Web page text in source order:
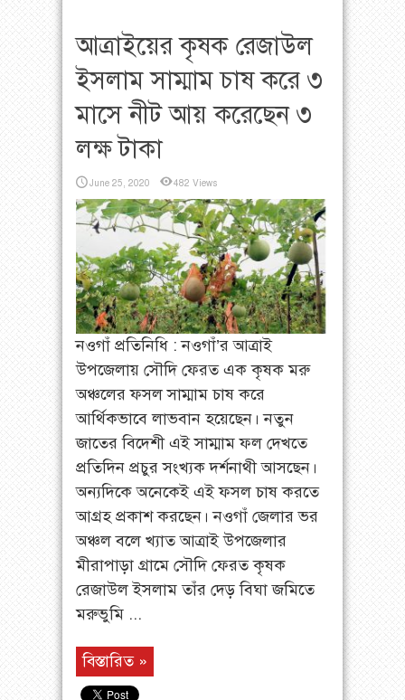
আত্রাইয়ের কৃষক রেজাউল
ইসলাম সাম্মাম চাষ করে ৩
মাসে নীট আয় করেছেন ৩
লক্ষ টাকা
June 25, 2020 482 Views
নওগাঁ প্রতিনিধি : নওগাঁ’র আত্রাই
উপজেলায় সৌদি ফেরত এক কৃষক মরু
অঞ্চলের ফসল সাম্মাম চাষ করে
আর্থিকভাবে লাভবান হয়েছেন। নতুন
জাতের বিদেশী এই সাম্মাম ফল দেখতে
প্রতিদিন প্রচুর সংখ্যক দর্শনাথী আসছেন।
অন্যদিকে অনেকেই এই ফসল চাষ করতে
আগ্রহ প্রকাশ করছেন। নওগাঁ জেলার ভর
অঞ্চল বলে খ্যাত আত্রাই উপজেলার
মীরাপাড়া গ্রামে সৌদি ফেরত কৃষক
রেজাউল ইসলাম তাঁর দেড় বিঘা জমিতে
মরুভুমি ...
বিস্তারিত »